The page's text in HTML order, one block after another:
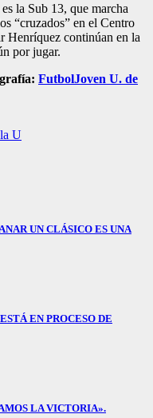
la Sub 13, que marcha
“cruzados” en el Centro
Henríquez continúan en la
por jugar.
FutbolJoven U. de
U
UN CLÁSICO ES UNA
EN PROCESO DE
LA VICTORIA».